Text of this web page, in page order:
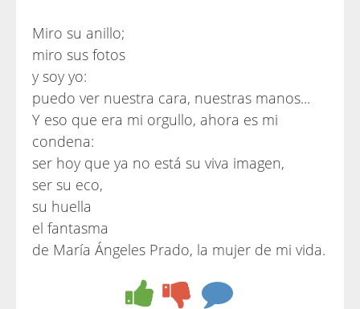
Miro su anillo;
miro sus fotos
y soy yo:
puedo ver nuestra cara, nuestras manos...
Y eso que era mi orgullo, ahora es mi
condena:
ser hoy que ya no está su viva imagen,
ser su eco,
su huella
el fantasma
de María Ángeles Prado, la mujer de mi vida.